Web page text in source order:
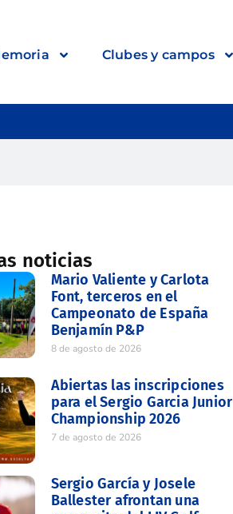
Clubes y campos
noticias
Mario Valiente y Carlota
Font, terceros en el
Campeonato de España
Benjamín P&P
8 de agosto de 2026
Abiertas las inscripciones
para el Sergio Garcia Junior
Championship 2026
7 de agosto de 2026
Sergio García y Josele
Ballester afrontan una